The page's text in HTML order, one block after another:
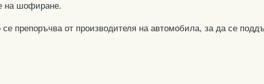
на шофиране.
препоръчва от производителя на автомобила, за да се